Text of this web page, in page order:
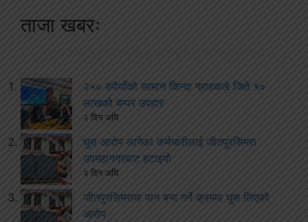
ताजा खबरः
२५० रुपैयाँको सामान किन्दा ग्राहकले जिते १०
लाखको बम्पर उपहार
२ दिन अघि
घुस आरोप लागेका कर्मचारीलाई जीतपुरसिमरा
उपमहानगरबाट हटाइयो
२ दिन अघि
जीतपुरसिमरामा पान बन्द गर्ने क्रममा घुस लिएको
आरोप